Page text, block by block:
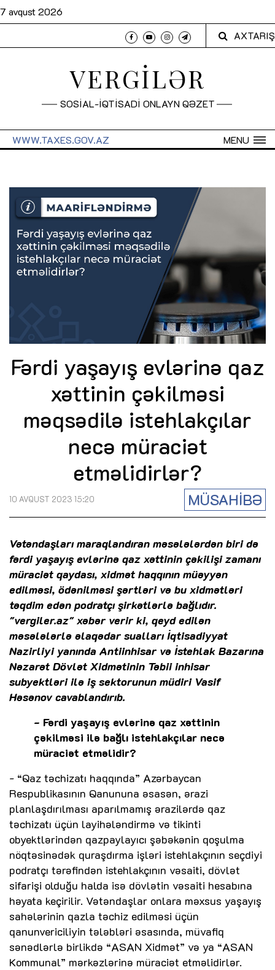
7 avqust 2026
AXTARIŞ
VERGİLƏR
SOSİAL-İQTİSADİ ONLAYN QƏZET
MENU
WWW.TAXES.GOV.AZ
Fərdi yaşayış evlərinə qaz
xəttinin çəkilməsi
məqsədilə istehlakçılar
necə müraciət
etməlidirlər?
MÜSAHİBƏ
10 AVQUST 2023 15:20
Vətəndaşları maraqlandıran məsələlərdən biri də
fərdi yaşayış evlərinə qaz xəttinin çəkilişi zamanı
müraciət qaydası, xidmət haqqının müəyyən
edilməsi, ödənilməsi şərtləri və bu xidmətləri
təqdim edən podratçı şirkətlərlə bağlıdır.
"vergiler.az" xəbər verir ki, qeyd edilən
məsələlərlə əlaqədar sualları İqtisadiyyat
Nazirliyi yanında Antiinhisar və İstehlak Bazarına
Nəzarət Dövlət Xidmətinin Təbii inhisar
subyektləri ilə iş sektorunun müdiri Vasif
Həsənov cavablandırıb.
- Fərdi yaşayış evlərinə qaz xəttinin
çəkilməsi ilə bağlı istehlakçılar necə
müraciət etməlidir?
- “Qaz təchizatı haqqında” Azərbaycan
Respublikasının Qanununa əsasən, ərazi
planlaşdırılması aparılmamış ərazilərdə qaz
təchizatı üçün layihələndirmə və tikinti
obyektlərindən qazpaylayıcı şəbəkənin qoşulma
nöqtəsinədək quraşdırma işləri istehlakçının seçdiyi
podratçı tərəfindən istehlakçının vəsaiti, dövlət
sifarişi olduğu halda isə dövlətin vəsaiti hesabına
həyata keçirilir. Vətəndaşlar onlara məxsus yaşayış
sahələrinin qazla təchiz edilməsi üçün
qanunvericiliyin tələbləri əsasında, müvafiq
sənədlərlə birlikdə “ASAN Xidmət” və ya “ASAN
Kommunal” mərkəzlərinə müraciət etməlidirlər.